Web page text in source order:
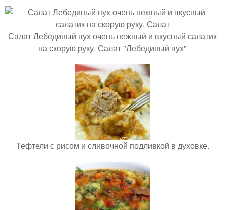
Салат Лебединый пух очень нежный и вкусный салатик
на скорую руку. Салат "Лебединый пух"
Тефтели с рисом и сливочной подливкой в духовке.